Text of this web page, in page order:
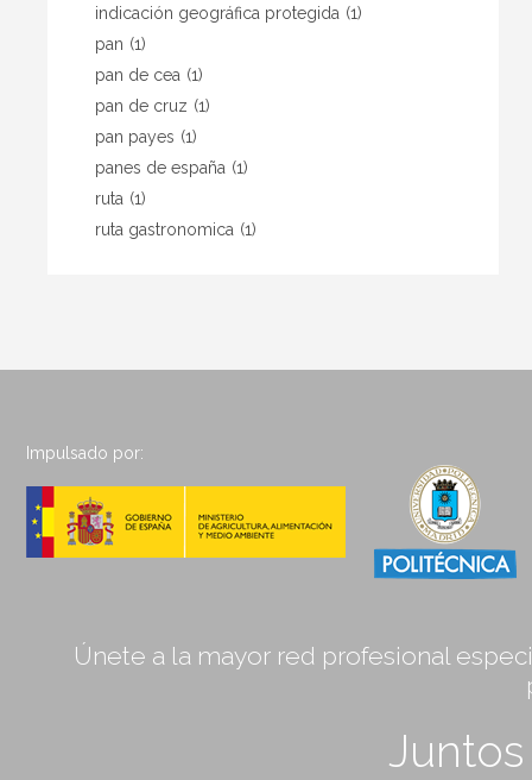
indicación geográfica protegida (1)
pan (1)
pan de cea (1)
pan de cruz (1)
pan payes (1)
panes de españa (1)
ruta (1)
ruta gastronomica (1)
Impulsado por:
Únete a la mayor red profesional